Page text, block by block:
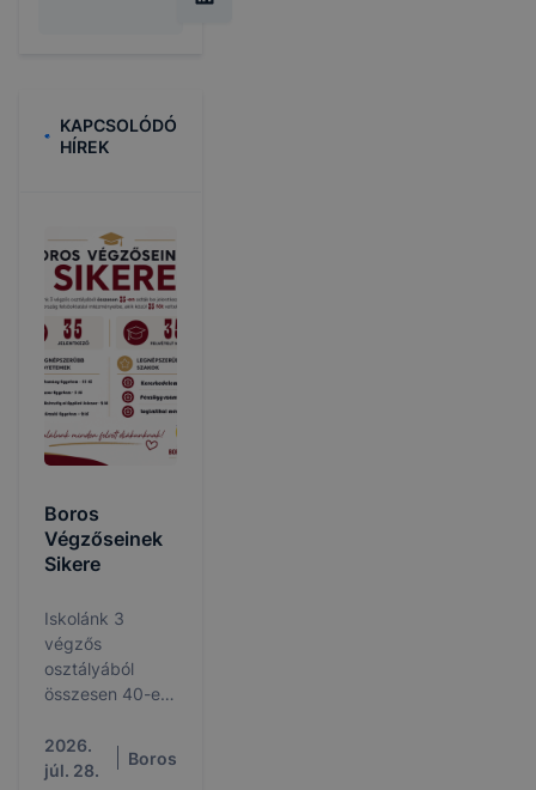
KAPCSOLÓDÓ
HÍREK
Boros
Végzőseinek
Sikere
Iskolánk 3
végzős
osztályából
összesen 40-en
jelentkezésüket
az ország
2026.
júl. 28.
Boros